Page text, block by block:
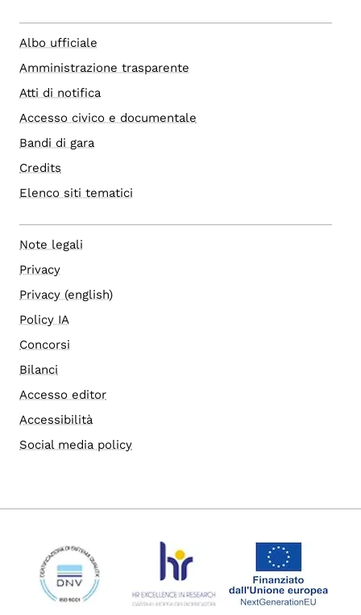
Albo ufficiale
Amministrazione trasparente
Atti di notifica
Accesso civico e documentale
Bandi di gara
Credits
Elenco siti tematici
Note legali
Privacy
Privacy (english)
Policy IA
Concorsi
Bilanci
Accesso editor
Accessibilità
Social media policy